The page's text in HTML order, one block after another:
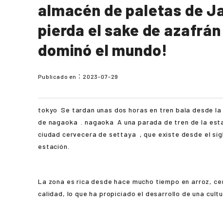
almacén de paletas de
pierda el sake de azafrán
dominó el mundo!
Publicado en： 2023-07-29
tokyo Se tardan unas dos horas en tren bala desde
de nagaoka .nagaoka A una parada de tren de la
ciudad cervecera de settaya , que existe desde el
estación.
La zona es rica desde hace mucho tiempo en arroz,
calidad, lo que ha propiciado el desarrollo de una